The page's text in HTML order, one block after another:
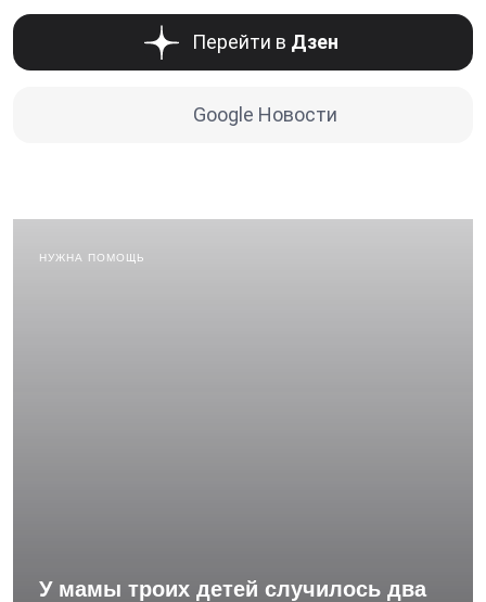
Перейти в Дзен
Google Новости
НУЖНА ПОМОЩЬ
У мамы троих детей случилось два